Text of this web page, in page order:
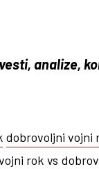
analize,
dobrovoljni vojni
rok vs